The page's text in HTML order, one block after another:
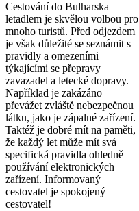
Cestování do Bulharska
letadlem je skvělou volbou pro
mnoho turistů. Před odjezdem
je však důležité se seznámit s
pravidly a omezeními
týkajícími se přepravy
zavazadel a letecké dopravy.
Například je zakázáno
převážet zvláště nebezpečnou
látku, jako je zápalné zařízení.
Taktéž je dobré mít na paměti,
že každý let může mít svá
specifická pravidla ohledně
používání elektronických
zařízení. Informovaný
cestovatel je spokojený
cestovatel!